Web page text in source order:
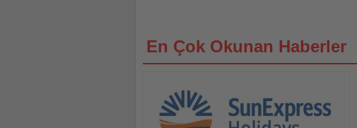
En Çok Okunan Haberler